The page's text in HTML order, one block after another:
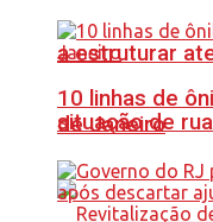
a estruturar
situação de rua
10 linhas de
de Janeiro